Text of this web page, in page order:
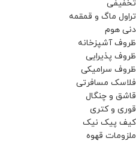
تخفیفی
تراول ماگ و قمقمه
دنی هوم
ظروف آشپزخانه
ظروف پذیرایی
ظروف سرامیکی
فلاسک مسافرتی
قاشق و چنگال
قوری و کتری
کیف پیک نیک
ملزومات قهوه